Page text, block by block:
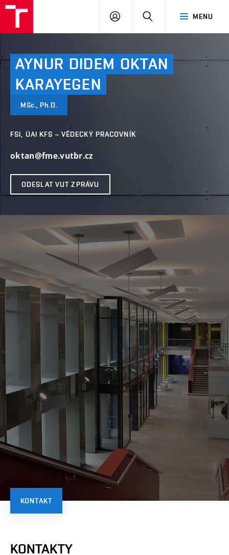
MENU
PŘIHLÁSIT
AYNUR DIDEM OKTAN
KARAYEGEN
MSc., Ph.D.
FSI, ÚAI KFS – VĚDECKÝ PRACOVNÍK
oktan@fme.vutbr.cz
ODESLAT VUT ZPRÁVU
KONTAKT
KONTAKTY